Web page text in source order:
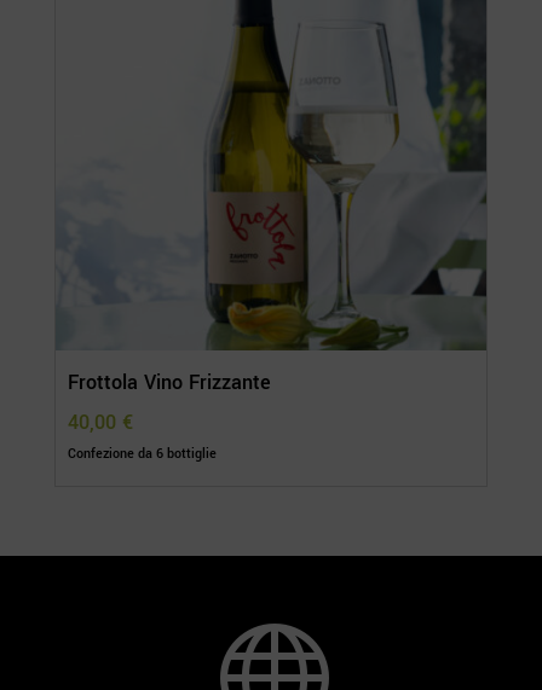
Frottola Vino Frizzante
40,00 €
Confezione da 6 bottiglie